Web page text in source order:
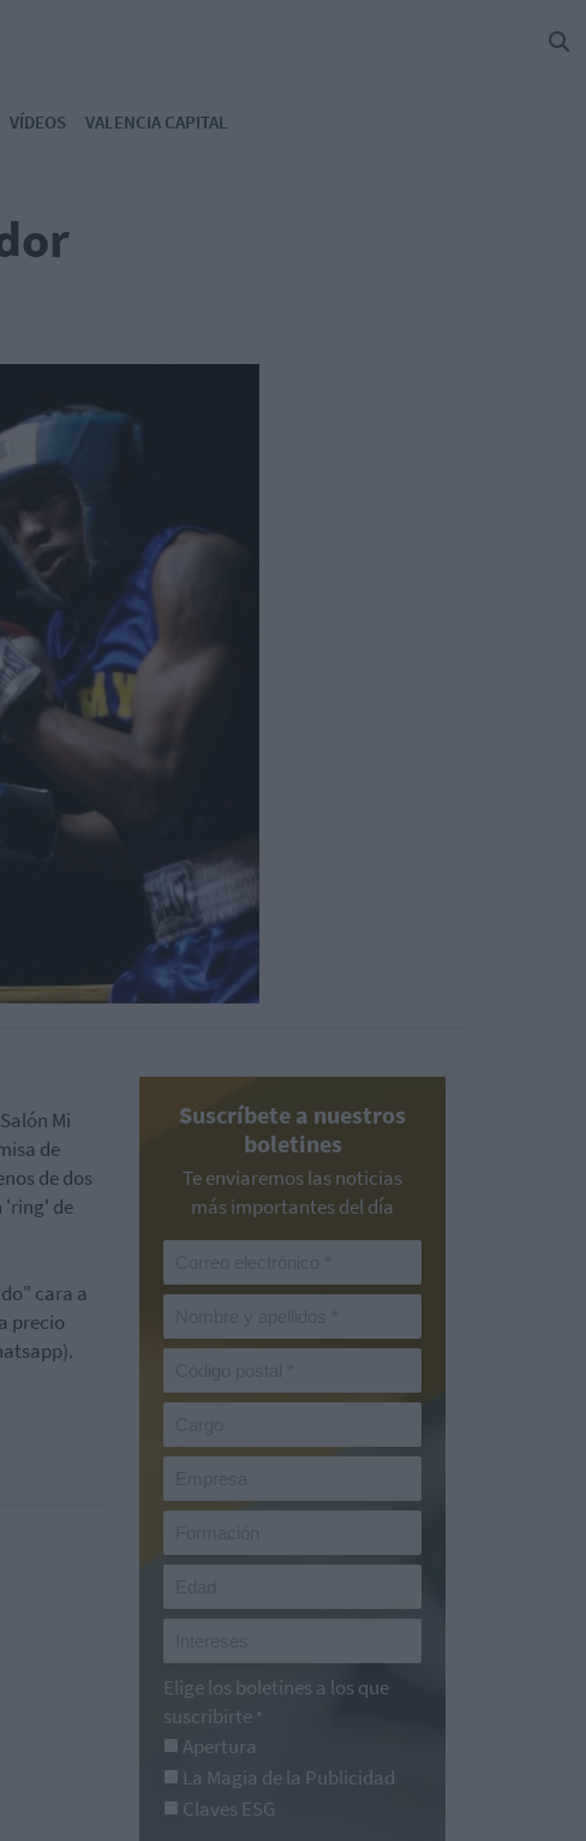
VÍDEOS VALENCIA CAPITAL
Mi
de
de dos
'ring' de
cara a
precio
Suscríbete a nuestros
boletines
Te enviaremos las noticias
más importantes del día
Elige los boletines a los que
suscribirte *
Apertura
La Magia de la Publicidad
Claves ESG